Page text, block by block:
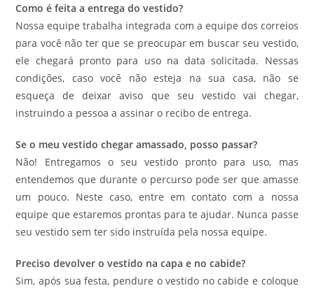
Como é feita a entrega do vestido?
Nossa equipe trabalha integrada com a equipe dos correios
para você não ter que se preocupar em buscar seu vestido,
ele chegará pronto para uso na data solicitada. Nessas
condições, caso você não esteja na sua casa, não se
esqueça de deixar aviso que seu vestido vai chegar,
instruindo a pessoa a assinar o recibo de entrega.
Se o meu vestido chegar amassado, posso passar?
Não! Entregamos o seu vestido pronto para uso, mas
entendemos que durante o percurso pode ser que amasse
um pouco. Neste caso, entre em contato com a nossa
equipe que estaremos prontas para te ajudar. Nunca passe
seu vestido sem ter sido instruída pela nossa equipe.
Preciso devolver o vestido na capa e no cabide?
Sim, após sua festa, pendure o vestido no cabide e coloque